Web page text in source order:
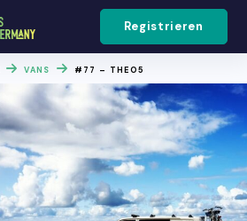
Registrieren
VANS #77 – THEO5